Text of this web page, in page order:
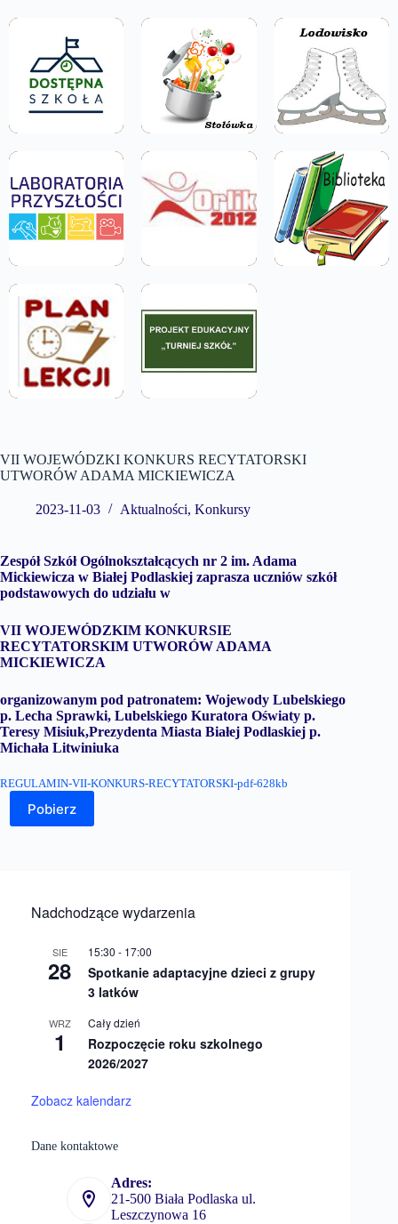
VII WOJEWÓDZKI KONKURS RECYTATORSKI
UTWORÓW ADAMA MICKIEWICZA
2023-11-03 Aktualności, Konkursy
Zespół Szkół Ogólnokształcących nr 2 im. Adama
Mickiewicza w Białej Podlaskiej zaprasza uczniów szkół
podstawowych do udziału w
VII WOJEWÓDZKIM KONKURSIE
RECYTATORSKIM UTWORÓW ADAMA
MICKIEWICZA
organizowanym pod patronatem: Wojewody Lubelskiego
p. Lecha Sprawki, Lubelskiego Kuratora Oświaty p.
Teresy Misiuk,Prezydenta Miasta Białej Podlaskiej p.
Michała Litwiniuka
REGULAMIN-VII-KONKURS-RECYTATORSKI-pdf-628kb
Pobierz
Nadchodzące wydarzenia
SIE
28
15:30 - 17:00
Spotkanie adaptacyjne dzieci z grupy
3 latków
WRZ
1
Cały dzień
Rozpoczęcie roku szkolnego
2026/2027
Zobacz kalendarz
Dane kontaktowe
Adres:
21-500 Biała Podlaska ul.
Leszczynowa 16